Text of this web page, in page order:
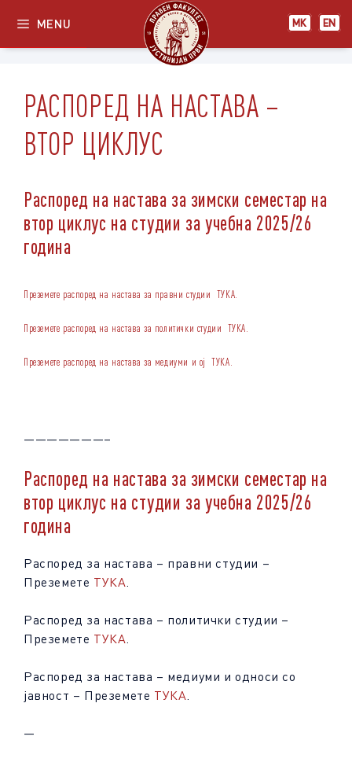
content
МК EN
MENU
РАСПОРЕД НА НАСТАВА –
ВТОР ЦИКЛУС
Распоред на настава за зимски семестар на
втор циклус на студии за учебна 2025/26
година
Преземете распоред на настава за правни студии ТУКА.
Преземете распоред на настава за политички студии ТУКА.
Преземете распоред на настава за медиуми и ојТУКА.
———————–
Распоред на настава за зимски семестар на
втор циклус на студии за учебна 2025/26
година
Распоред за настава – правни студии –
Преземете ТУКА.
Распоред за настава – политички студии –
Преземете ТУКА.
Распоред за настава – медиуми и односи со
јавност – Преземете ТУКА.
—